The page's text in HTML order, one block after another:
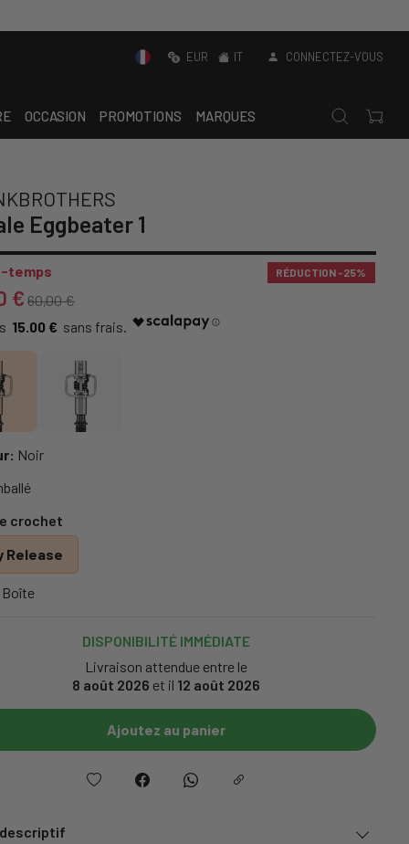
EUR IT CONNECTEZ-VOUS
OCCASION PROMOTIONS MARQUES
Eggbeater 1
temps RÉDUCTION -25%
€ 60,00 €
15.00 €
Noir
crochet
Release
Boîte
DISPONIBILITÉ IMMÉDIATE
Livraison attendue entre le
8 août 2026 et il 12 août 2026
Ajoutez au panier